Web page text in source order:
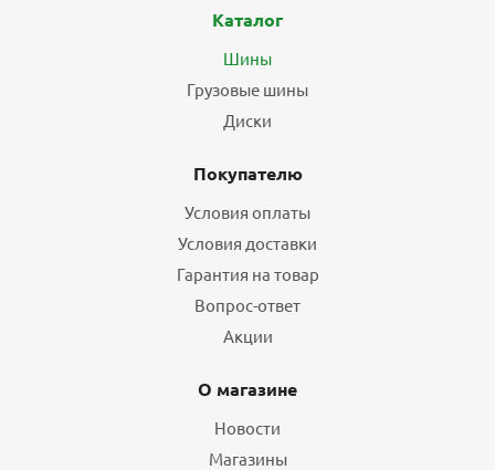
Каталог
Шины
Грузовые шины
Диски
Покупателю
Условия оплаты
Условия доставки
Гарантия на товар
Вопрос-ответ
Акции
О магазине
Новости
Магазины